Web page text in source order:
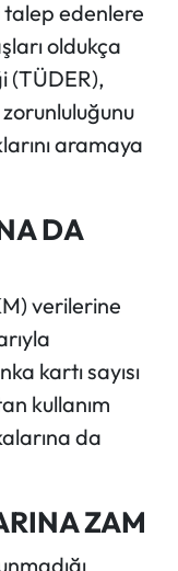
talep edenlere
oldukça
(TÜDER),
aramaya
DA
verilerine
kartı sayısı
kullanım
da
ZAM